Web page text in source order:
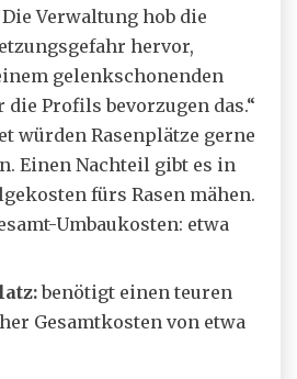
Die Verwaltung hob die
hervor,
gelenkschonenden
die Profils bevorzugen das.“
würden Rasenplätze gerne
Einen Nachteil gibt es in
fürs Rasen mähen.
Umbaukosten: etwa
benötigt einen teuren
Gesamtkosten von etwa